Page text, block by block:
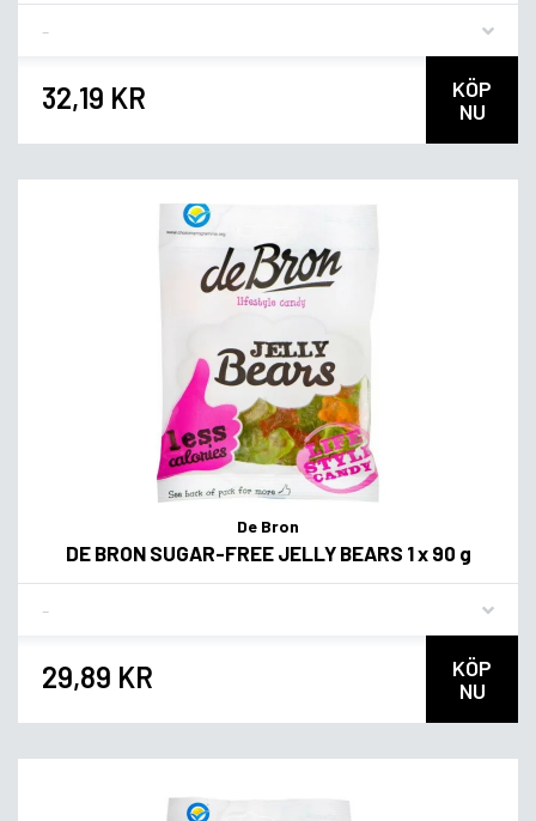
32,19 KR
KÖP
NU
De Bron
DE BRON SUGAR-FREE JELLY BEARS 1 x 90 g
29,89 KR
KÖP
NU